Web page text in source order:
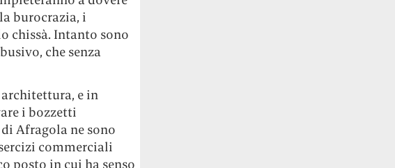
burocrazia, i
chissà. Intanto sono
che senza
architettura, e in
i bozzetti
Afragola ne sono
commerciali
posto in cui ha senso